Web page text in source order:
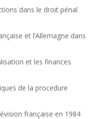
dans le droit pénal
et l’Allemagne dans
et les finances
de la procedure
française en 1984